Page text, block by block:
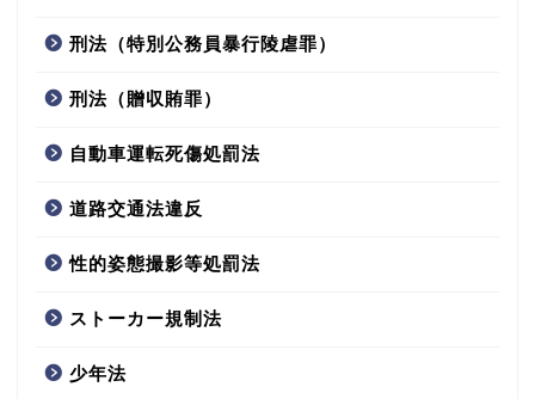
刑法（特別公務員暴行陵虐罪）
刑法（贈収賄罪）
自動車運転死傷処罰法
道路交通法違反
性的姿態撮影等処罰法
ストーカー規制法
少年法